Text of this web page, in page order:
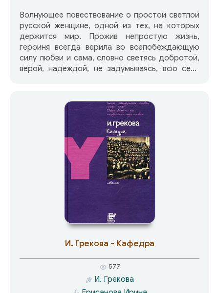
Волнующее повествование о простой светлой
русской женщине, одной из тех, на которых
держится мир. Прожив непростую жизнь,
героиня всегда верила во всепобеждающую
силу любви и сама, словно светясь добротой,
верой, надеждой, не задумываясь, всю себя
Ларичевой тогда, когда она уж и надеяться
перестала… Эта аудиокнига — литературная
основа фильма С. Говорухина «Благословите
И. Грекова - Кафедра
577
И. Грекова